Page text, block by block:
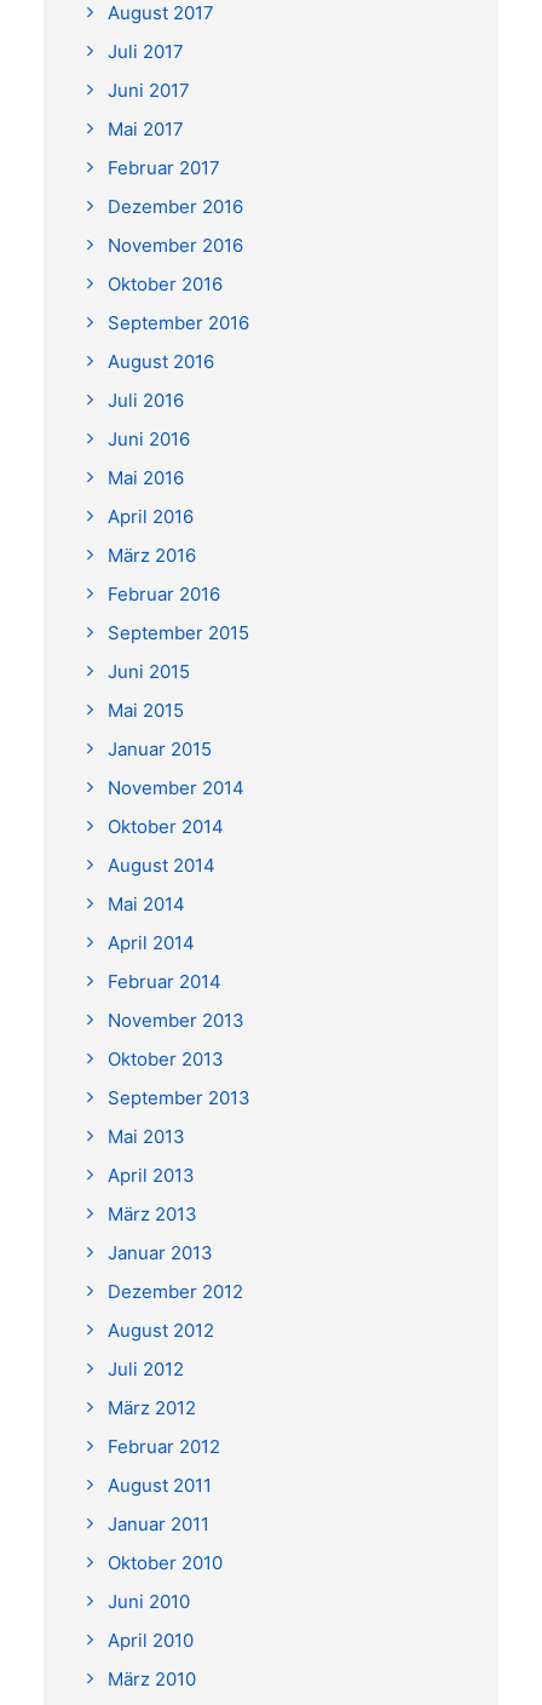
August 2017
Juli 2017
Juni 2017
Mai 2017
Februar 2017
Dezember 2016
November 2016
Oktober 2016
September 2016
August 2016
Juli 2016
Juni 2016
Mai 2016
April 2016
März 2016
Februar 2016
September 2015
Juni 2015
Mai 2015
Januar 2015
November 2014
Oktober 2014
August 2014
Mai 2014
April 2014
Februar 2014
November 2013
Oktober 2013
September 2013
Mai 2013
April 2013
März 2013
Januar 2013
Dezember 2012
August 2012
Juli 2012
März 2012
Februar 2012
August 2011
Januar 2011
Oktober 2010
Juni 2010
April 2010
März 2010